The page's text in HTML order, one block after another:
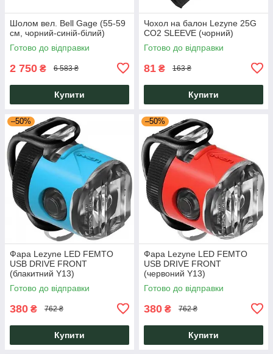
Шолом вел. Bell Gage (55-59
см, чорний-синій-білий)
Готово до відправки
2 750 ₴ 6 583 ₴
Купити
Чохол на балон Lezyne 25G
CO2 SLEEVE (чорний)
Готово до відправки
81 ₴ 163 ₴
Купити
–50%
Фара Lezyne LED FEMTO
USB DRIVE FRONT
(блакитний Y13)
Готово до відправки
380 ₴ 762 ₴
Купити
–50%
Фара Lezyne LED FEMTO
USB DRIVE FRONT
(червоний Y13)
Готово до відправки
380 ₴ 762 ₴
Купити